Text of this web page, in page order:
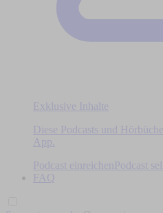
Exklusive Inhalte
Diese Podcasts und
App.
Podcast einreichen
Podcast
FAQ